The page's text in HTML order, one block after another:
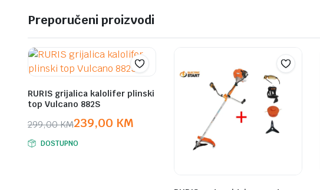
Preporučeni proizvodi
RURIS grijalica kalolifer plinski
top Vulcano 882S
299,00KM
Original
price
239,00 KM
Current
price
DOSTUPNO